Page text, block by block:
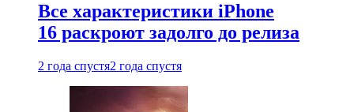
Все характеристики iPhone
16 раскроют задолго до релиза
2 года спустя2 года спустя